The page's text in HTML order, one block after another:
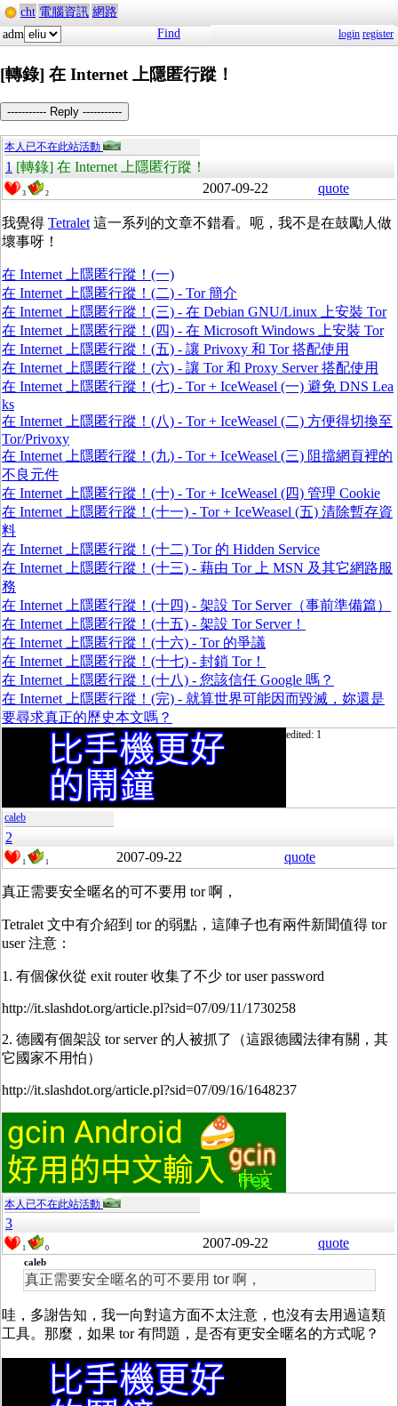
cht 電腦資訊 網路
adm
Find login register
[轉錄] 在 Internet 上隱匿行蹤！
----------- Reply -----------
本人已不在此站活動
1 [轉錄] 在 Internet 上隱匿行蹤！
3 2 2007-09-22 quote
我覺得 Tetralet這一系列的文章不錯看。呃，我不是在鼓勵人做
壞事呀！
在 Internet 上隱匿行蹤！(一)
在 Internet 上隱匿行蹤！(二) - Tor 簡介
在 Internet 上隱匿行蹤！(三) - 在 Debian GNU/Linux 上安裝 Tor
在 Internet 上隱匿行蹤！(四) - 在 Microsoft Windows 上安裝 Tor
在 Internet 上隱匿行蹤！(五) - 讓 Privoxy 和 Tor 搭配使用
在 Internet 上隱匿行蹤！(六) - 讓 Tor 和 Proxy Server 搭配使用
在 Internet 上隱匿行蹤！(七) - Tor + IceWeasel (一) 避免 DNS Lea
ks
在 Internet 上隱匿行蹤！(八) - Tor + IceWeasel (二) 方便得切換至
Tor/Privoxy
在 Internet 上隱匿行蹤！(九) - Tor + IceWeasel (三) 阻擋網頁裡的
不良元件
在 Internet 上隱匿行蹤！(十) - Tor + IceWeasel (四) 管理 Cookie
在 Internet 上隱匿行蹤！(十一) - Tor + IceWeasel (五) 清除暫存資
料
在 Internet 上隱匿行蹤！(十二) Tor 的 Hidden Service
在 Internet 上隱匿行蹤！(十三) - 藉由 Tor 上 MSN 及其它網路服
務
在 Internet 上隱匿行蹤！(十四) - 架設 Tor Server（事前準備篇）
在 Internet 上隱匿行蹤！(十五) - 架設 Tor Server！
在 Internet 上隱匿行蹤！(十六) - Tor 的爭議
在 Internet 上隱匿行蹤！(十七) - 封鎖 Tor！
在 Internet 上隱匿行蹤！(十八) - 您該信任 Google 嗎？
在 Internet 上隱匿行蹤！(完) - 就算世界可能因而毀滅，妳還是
要尋求真正的歷史本文嗎？
edited: 1
caleb
2
1 1 2007-09-22 quote
真正需要安全暱名的可不要用 tor 啊，
Tetralet 文中有介紹到 tor 的弱點，這陣子也有兩件新聞值得 tor
user 注意：
1. 有個傢伙從 exit router 收集了不少 tor user password
http://it.slashdot.org/article.pl?sid=07/09/11/1730258
2. 德國有個架設 tor server 的人被抓了（這跟德國法律有關，其
它國家不用怕）
http://it.slashdot.org/article.pl?sid=07/09/16/1648237
本人已不在此站活動
3
1 0 2007-09-22 quote
caleb
真正需要安全暱名的可不要用 tor 啊，
哇，多謝告知，我一向對這方面不太注意，也沒有去用過這類
工具。那麼，如果 tor 有問題，是否有更安全暱名的方式呢？